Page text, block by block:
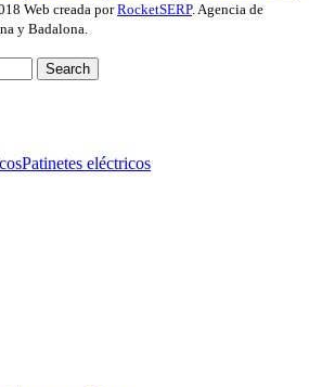
Web creada porRocketSERP. Agencia de
y Badalona.
Search
Patinetes eléctricos